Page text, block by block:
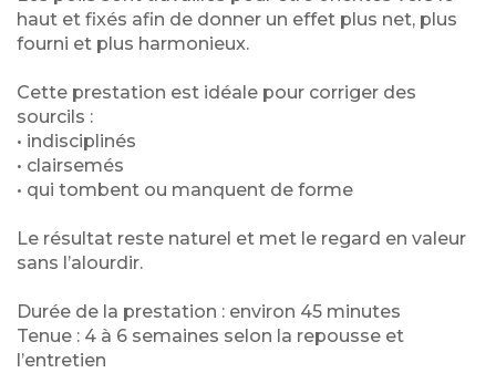
haut et fixés afin de donner un effet plus net, plus
fourni et plus harmonieux.
Cette prestation est idéale pour corriger des
sourcils :
• indisciplinés
• clairsemés
• qui tombent ou manquent de forme
Le résultat reste naturel et met le regard en valeur
sans l’alourdir.
Durée de la prestation : environ 45 minutes
Tenue : 4 à 6 semaines selon la repousse et
l’entretien